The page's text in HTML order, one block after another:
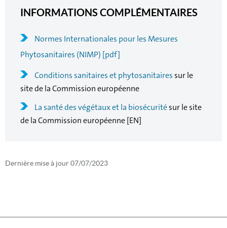
INFORMATIONS COMPLÉMENTAIRES
Normes Internationales pour les Mesures
Phytosanitaires (NIMP) [pdf]
Conditions sanitaires et phytosanitaires sur le
site de la Commission européenne
La santé des végétaux et la biosécuritésur le site
de la Commission européenne [EN]
Dernière mise à jour 07/07/2023